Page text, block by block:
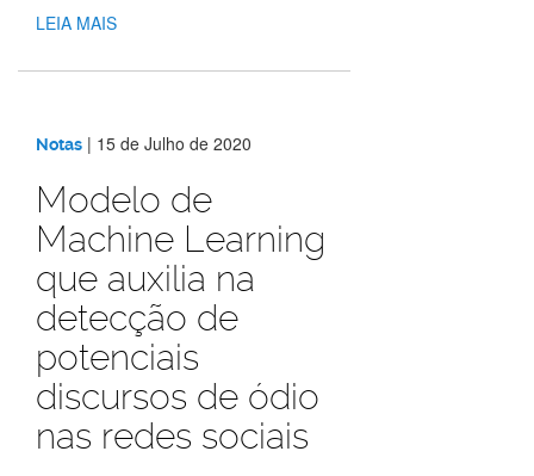
LEIA MAIS
Notas | 15 de Julho de 2020
Modelo de
Machine Learning
que auxilia na
detecção de
potenciais
discursos de ódio
nas redes sociais